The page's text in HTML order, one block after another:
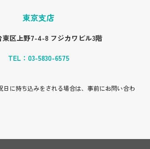
東京支店
東区上野7-4-8 フジカワビル3階
TEL： 03-5830-6575
に持ち込みをされる場合は、事前にお問い合わ